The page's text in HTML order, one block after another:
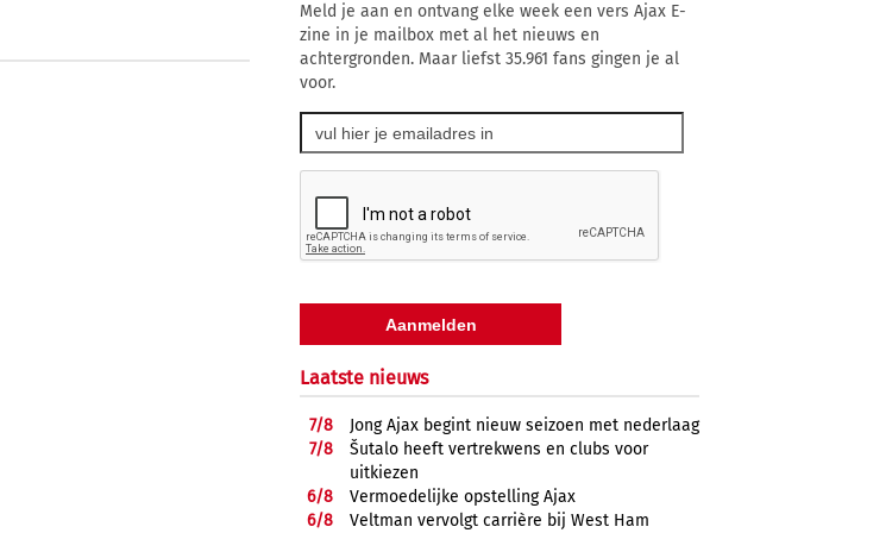
Meld je aan en ontvang elke week een vers Ajax E-
zine in je mailbox met al het nieuws en
achtergronden. Maar liefst 35.961 fans gingen je al
voor.
Laatste nieuws
7/8
Jong Ajax begint nieuw seizoen met nederlaag
7/8
Šutalo heeft vertrekwens en clubs voor
uitkiezen
6/8
Vermoedelijke opstelling Ajax
6/8 Veltman vervolgt carrière bij West Ham